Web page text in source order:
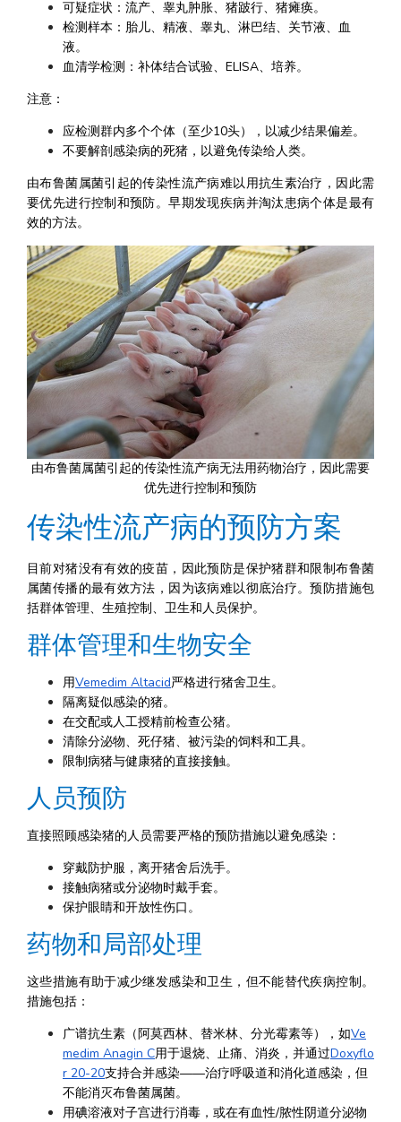
可疑症状：流产、睾丸肿胀、猪跛行、猪瘫痪。
检测样本：胎儿、精液、睾丸、淋巴结、关节液、血
液。
血清学检测：补体结合试验、ELISA、培养。
注意：
应检测群内多个个体（至少10头），以减少结果偏差。
不要解剖感染病的死猪，以避免传染给人类。
由布鲁菌属菌引起的传染性流产病难以用抗生素治疗，因此需
要优先进行控制和预防。早期发现疾病并淘汰患病个体是最有
效的方法。
由布鲁菌属菌引起的传染性流产病无法用药物治疗，因此需要
优先进行控制和预防
传染性流产病的预防方案
目前对猪没有有效的疫苗，因此预防是保护猪群和限制布鲁菌
属菌传播的最有效方法，因为该病难以彻底治疗。预防措施包
括群体管理、生殖控制、卫生和人员保护。
群体管理和生物安全
用Vemedim Altacid严格进行猪舍卫生。
隔离疑似感染的猪。
在交配或人工授精前检查公猪。
清除分泌物、死仔猪、被污染的饲料和工具。
限制病猪与健康猪的直接接触。
人员预防
直接照顾感染猪的人员需要严格的预防措施以避免感染：
穿戴防护服，离开猪舍后洗手。
接触病猪或分泌物时戴手套。
保护眼睛和开放性伤口。
药物和局部处理
这些措施有助于减少继发感染和卫生，但不能替代疾病控制。
措施包括：
广谱抗生素（阿莫西林、替米林、分光霉素等），如Ve
medim Anagin C用于退烧、止痛、消炎，并通过Doxyflo
r 20-20支持合并感染——治疗呼吸道和消化道感染，但
不能消灭布鲁菌属菌。
用碘溶液对子宫进行消毒，或在有血性/脓性阴道分泌物